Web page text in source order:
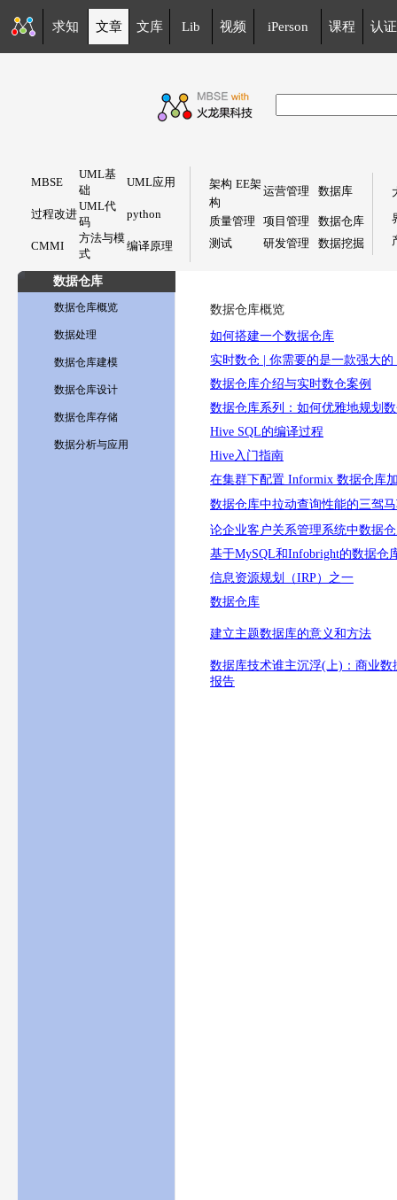
求知 文章 文库 Lib 视频 iPerson 课程 认证
MBSE
UML基
础
UML应用
过程改进
UML代
码
python
CMMI
方法与模
式
编译原理
架构 EE架
构
运营管理 数据库
质量管理 项目管理
数据仓库
测试
研发管理 数据挖掘
数据仓库
数据仓库概览
数据处理
数据仓库建模
数据仓库设计
数据仓库存储
数据分析与应用
数据仓库概览
如何搭建一个数据仓库
实时数仓 | 你需要的是一款强大的
数据仓库介绍与实时数仓案例
数据仓库系列：如何优雅地规划
Hive SQL的编译过程
Hive入门指南
在集群下配置 Informix 数据仓库
数据仓库中拉动查询性能的三驾
论企业客户关系管理系统中数据
基于MySQL和Infobright的数据仓
信息资源规划（IRP）之一
数据仓库
建立主题数据库的意义和方法
数据库技术谁主沉浮(上)：商业数
报告